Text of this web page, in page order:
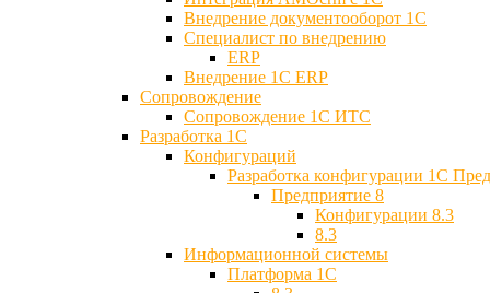
Внедрение документооборот 1С
Специалист по внедрению
ERP
Внедрение 1С ERP
Cопровождение
Cопровождение 1С ИТС
Разработка 1C
Конфигураций
Разработка конфигурации 1С
Предприятие 8
Конфигурации 8.3
8.3
Информационной системы
Платформа 1С